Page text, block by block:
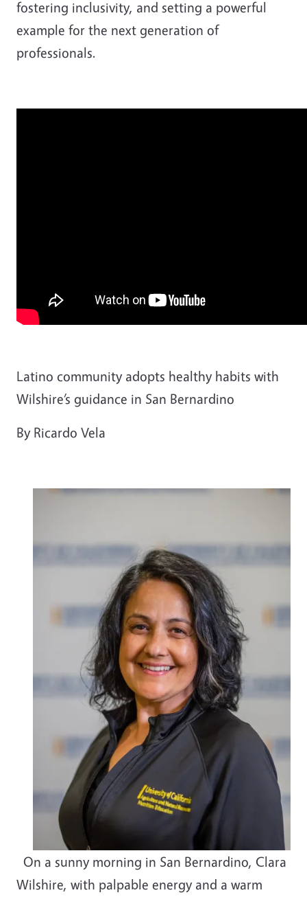
fostering inclusivity, and setting a powerful
example for the next generation of
professionals.
Latino community adopts healthy habits with
Wilshire’s guidance in San Bernardino
By Ricardo Vela
On a sunny morning in San Bernardino, Clara
Wilshire, with palpable energy and a warm